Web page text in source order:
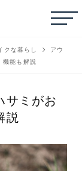
クな暮らし
アウ
機能も解説
サミがお
説